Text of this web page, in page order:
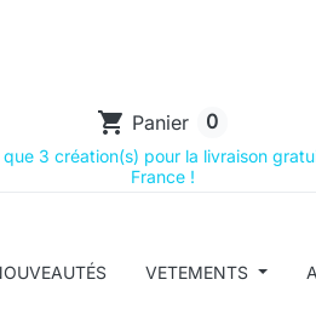
shopping_cart Panier 0
que 3 création(s) pour la livraison
France !
VETEMENTS